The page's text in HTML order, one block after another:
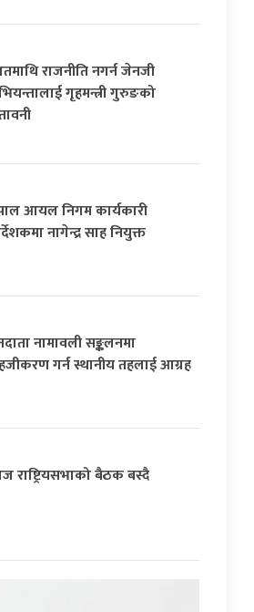
राजनीति नगर्न जेनजी
गृहमन्त्री गुरुङको
आयल निगम कार्यकारी
नागेन्द्र साह नियुक्त
नामावली सङ्कलनमा
गर्न स्थानीय तहलाई आग्रह
राष्ट्रियसभाको बैठक बस्दै